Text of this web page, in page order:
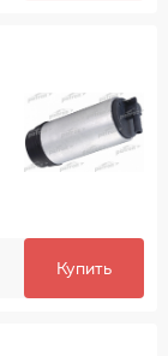
Купить